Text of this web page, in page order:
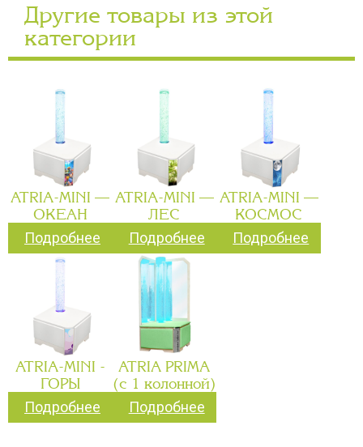
Другие товары из этой
категории
ATRIA-MINI —
ОКЕАН
Подробнее
ATRIA-MINI —
ЛЕС
Подробнее
ATRIA-MINI —
КОСМОС
Подробнее
ATRIA-MINI -
ГОРЫ
Подробнее
ATRIA PRIMA
(с 1 колонной)
Подробнее